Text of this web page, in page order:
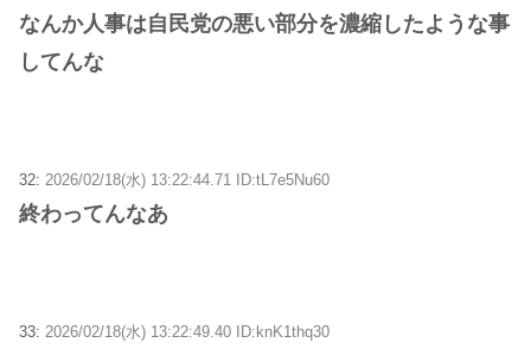
なんか人事は自民党の悪い部分を濃縮したような事
してんな
32: 2026/02/18(水) 13:22:44.71 ID:tL7e5Nu60
終わってんなあ
33: 2026/02/18(水) 13:22:49.40 ID:knK1thq30